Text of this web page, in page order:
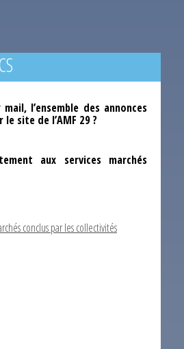
l’ensemble des annonces
site de l’AMF 29 ?
aux services marchés
conclus par les collectivités